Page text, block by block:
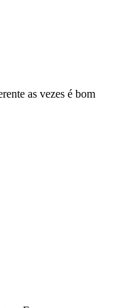
as vezes é bom